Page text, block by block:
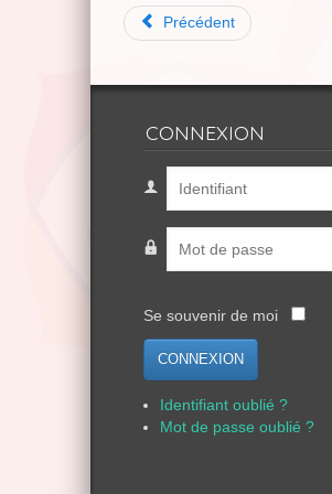
Précédent
CONNEXION
Se souvenir de moi
CONNEXION
Identifiant oublié ?
Mot de passe oublié ?